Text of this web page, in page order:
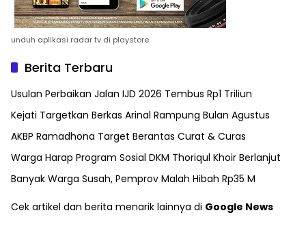
unduh aplikasi radar tv di playstore
Berita Terbaru
Usulan Perbaikan Jalan IJD 2026 Tembus Rp1 Triliun
Kejati Targetkan Berkas Arinal Rampung Bulan Agustus
AKBP Ramadhona Target Berantas Curat & Curas
Warga Harap Program Sosial DKM Thoriqul Khoir Berlanjut
Banyak Warga Susah, Pemprov Malah Hibah Rp35 M
Cek artikel dan berita menarik lainnya di Google News